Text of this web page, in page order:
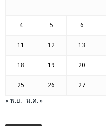
4 5 6
11 12 13
18 19 20
25 26 27
« พ.ย. ม.ค. »